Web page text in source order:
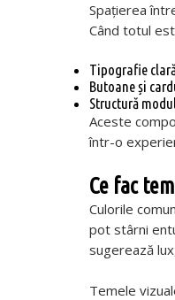
Spațierea
Când totul
Tipografie
Butoane și
Structură
Aceste
într-o
Ce fac
Culorile
pot stârni
sugerează
Temele